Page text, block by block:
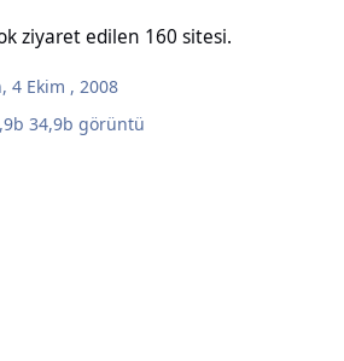
ziyaret edilen 160 sitesi.
,4 Ekim , 2008
34,9b görüntü